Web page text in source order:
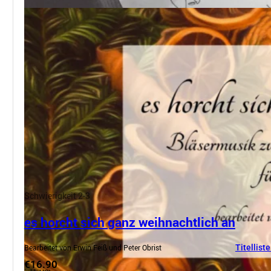
Schwierigkeit 2-3
es horcht sich ganz weihnachtlich an
Bearbeitet von Erwin Feiß und Peter Obrist Titelliste
€16.90